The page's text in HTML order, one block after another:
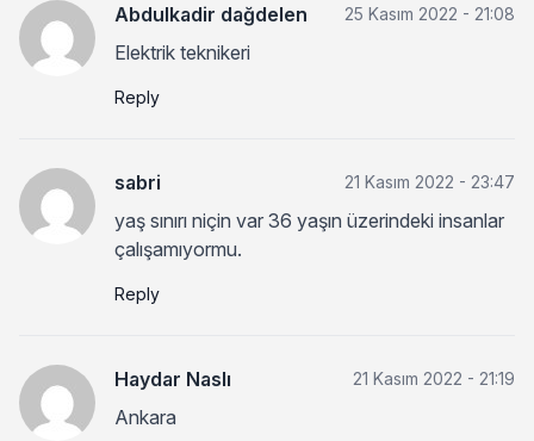
Abdulkadir dağdelen 25 Kasım 2022 - 21:08
Elektrik teknikeri
Reply
sabri 21 Kasım 2022 - 23:47
yaş sınırı niçin var 36 yaşın üzerindeki insanlar
çalışamıyormu.
Reply
Haydar Naslı 21 Kasım 2022 - 21:19
Ankara